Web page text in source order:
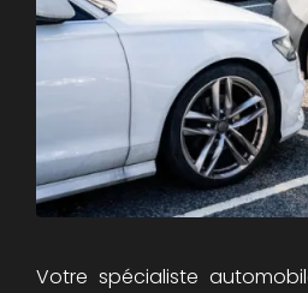
Votre spécialiste